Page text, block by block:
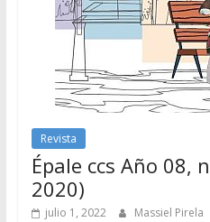
Revista
Épale ccs Año 08,
2020)
julio 1, 2022 Massiel Pirela